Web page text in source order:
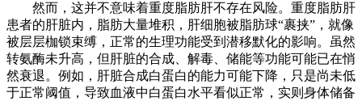
然而，这并不意味着重度脂肪肝不存在风险。重度脂肪肝
患者的肝脏内，脂肪大量堆积，肝细胞被脂肪球“裹挟”，就像
被层层枷锁束缚，正常的生理功能受到潜移默化的影响。虽然
转氨酶未升高，但肝脏的合成、解毒、储能等功能可能已在悄
然衰退。例如，肝脏合成白蛋白的能力可能下降，只是尚未低
于正常阈值，导致血液中白蛋白水平看似正常，实则身体储备